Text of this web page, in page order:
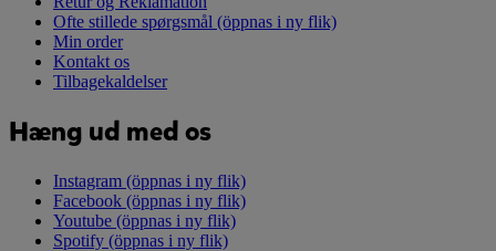
Ofte stillede spørgsmål (öppnas i ny flik)
Min order
Kontakt os
Tilbagekaldelser
Hæng ud med os
Instagram (öppnas i ny flik)
Facebook (öppnas i ny flik)
Youtube (öppnas i ny flik)
Spotify (öppnas i ny flik)